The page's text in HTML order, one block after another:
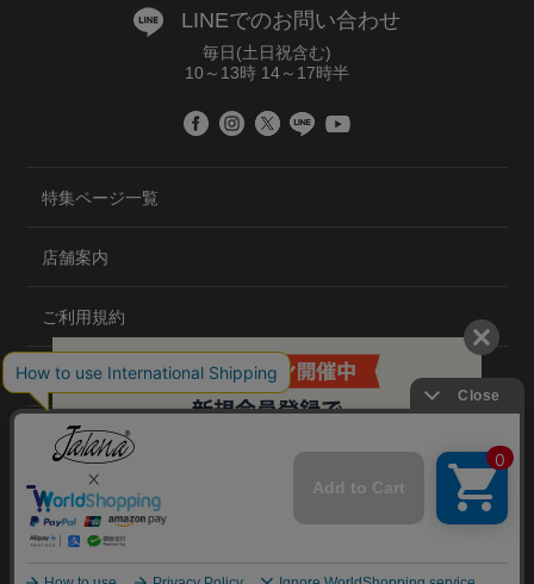
LINEでのお問い合わせ
毎日(土日祝含む)
10～13時 14～17時半
特集ページ一覧
店舗案内
ご利用規約
プライバシーポリシー
特定商取引法について
会社概要
©2020 TRANS GLOBAL CO.,LTD.